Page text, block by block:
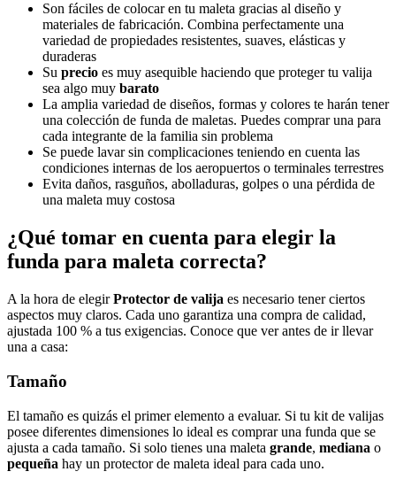
Son fáciles de colocar en tu maleta gracias al diseño y
materiales de fabricación. Combina perfectamente una
variedad de propiedades resistentes, suaves, elásticas y
duraderas
Su precio es muy asequible haciendo que proteger tu valija
sea algo muy barato
La amplia variedad de diseños, formas y colores te harán tener
una colección de funda de maletas. Puedes comprar una para
cada integrante de la familia sin problema
Se puede lavar sin complicaciones teniendo en cuenta las
condiciones internas de los aeropuertos o terminales terrestres
Evita daños, rasguños, abolladuras, golpes o una pérdida de
una maleta muy costosa
¿Qué tomar en cuenta para elegir la
funda para maleta correcta?
A la hora de elegirProtector de valija es necesario tener ciertos
aspectos muy claros. Cada uno garantiza una compra de calidad,
ajustada 100 % a tus exigencias. Conoce que ver antes de ir llevar
una a casa:
Tamaño
El tamaño es quizás el primer elemento a evaluar. Si tu kit de valijas
posee diferentes dimensiones lo ideal es comprar una funda que se
ajusta a cada tamaño. Si solo tienes una maleta grande, mediana o
pequeña hay un protector de maleta ideal para cada uno.